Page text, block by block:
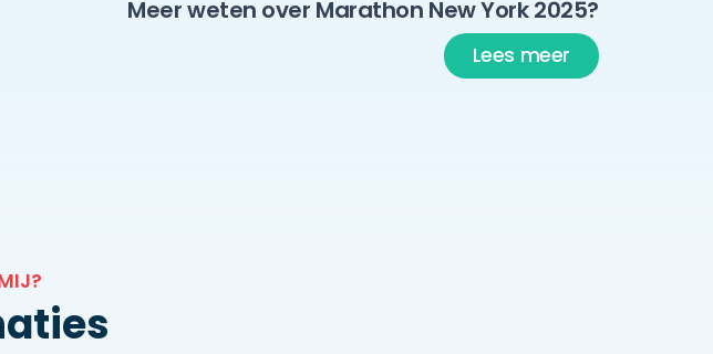
Meer weten over Marathon New York 2025?
Lees meer